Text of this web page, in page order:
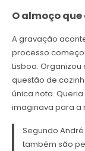
O almoço
A gravação
processo
Lisboa.
questão de
única nota.
imaginava para a
Segundo
também são